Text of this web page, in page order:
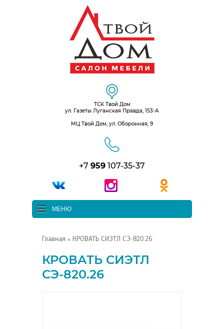
ТСК Твой Дом
ул. Газеты Луганская Правда, 153-А
МЦ Твой Дом, ул. Оборонная, 9
+7 959 107-35-37
МЕНЮ
Главная » КРОВАТЬ СИЭТЛ СЭ-820.26
КРОВАТЬ СИЭТЛ
СЭ-820.26